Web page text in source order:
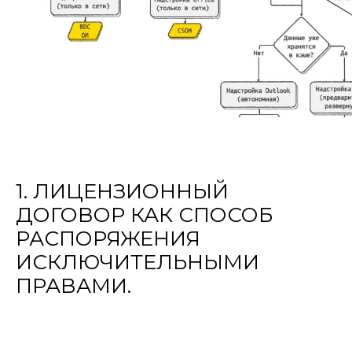
1. ЛИЦЕНЗИОННЫЙ
ДОГОВОР КАК СПОСОБ
РАСПОРЯЖЕНИЯ
ИСКЛЮЧИТЕЛЬНЫМИ
ПРАВАМИ.